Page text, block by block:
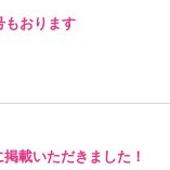
もおります
載いただきました！